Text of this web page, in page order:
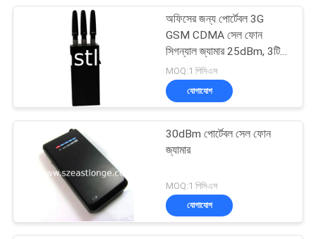
রিমোট কন্ট্রোল জ্যামার
অডিও রেকর্ডিং জ্যামার
অফিসের জন্য পোর্টেবল 3G
GSM CDMA সেল ফোন
সিগন্যাল জ্যামার 25dBm, 3টি
অ্যান্টেনা
MOQ:1 পিসিএস
যোগাযোগ
30dBm পোর্টেবল সেল ফোন
জ্যামার
MOQ:1 পিসিএস
যোগাযোগ